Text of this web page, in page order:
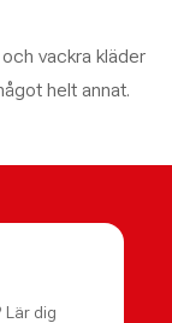
vackra kläder
helt annat.
Lär dig